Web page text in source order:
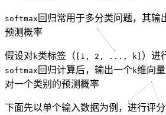
softmax 回归常用于多分类问题，其输
预测概率
假设对k类标签（ [1, 2, ..., k] ）进
softmax 回归计算后，输出一个k维向
对一个类别的预测概率
下面先以单个输入数据为例，进行评